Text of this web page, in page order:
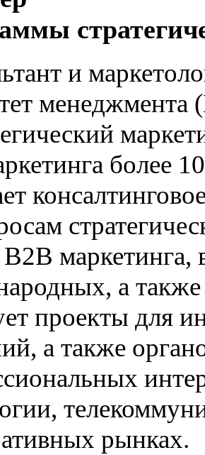
и
более
маркетинга,
а
проекты для
а также
рынках.